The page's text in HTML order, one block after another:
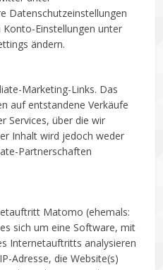
Datenschutzeinstellungen
Einstellungen unter
ändern.
Marketing-Links. Das
auf entstandene Verkäufe
Services, über die wir
Inhalt wird jedoch weder
Partnerschaften
Matomo (ehemals:
sich um eine Software, mit
Internetauftritts analysieren
Adresse, die Website(s)